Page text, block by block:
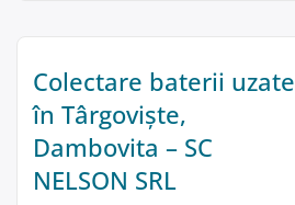
Colectare baterii uzate
în Târgoviște,
Dambovita – SC
NELSON SRL